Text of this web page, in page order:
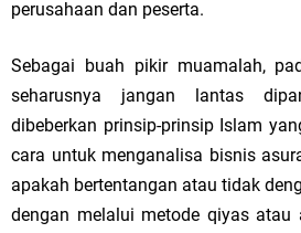
perusahaan dan peserta.
Sebagai buah pikir muamalah,
seharusnya jangan lantas
dibeberkan prinsip-prinsip Islam
cara untuk menganalisa bisnis
apakah bertentangan atau tidak
dengan melalui metode qiyas atau